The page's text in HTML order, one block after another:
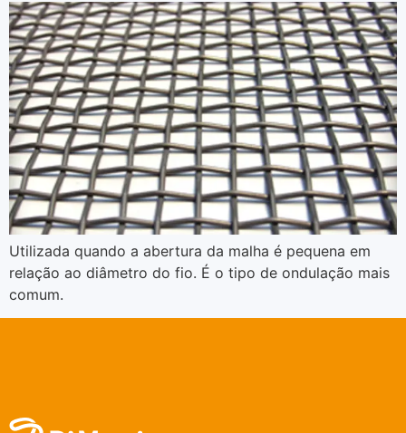
Utilizada quando a abertura da malha é pequena em
relação ao diâmetro do fio. É o tipo de ondulação mais
comum.